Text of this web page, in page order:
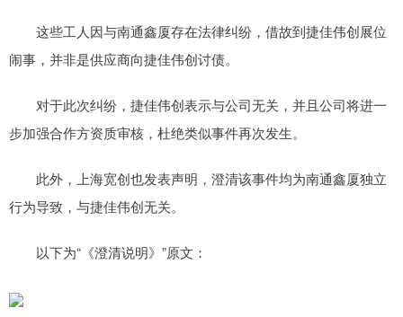
这些工人因与南通鑫厦存在法律纠纷，借故到捷佳伟创展位
闹事，并非是供应商向捷佳伟创讨债。
对于此次纠纷，捷佳伟创表示与公司无关，并且公司将进一
步加强合作方资质审核，杜绝类似事件再次发生。
此外，上海宽创也发表声明，澄清该事件均为南通鑫厦独立
行为导致，与捷佳伟创无关。
以下为“《澄清说明》”原文：